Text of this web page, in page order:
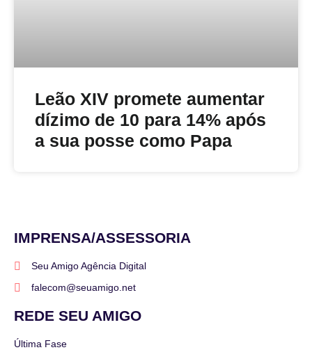
Leão XIV promete aumentar
dízimo de 10 para 14% após
a sua posse como Papa
IMPRENSA/ASSESSORIA
Seu Amigo Agência Digital
falecom@seuamigo.net
REDE SEU AMIGO
Última Fase